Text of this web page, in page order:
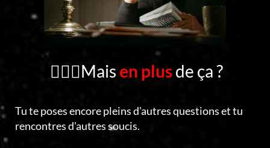
🤦🏻‍♂️Maisen plusde ça ?
Tu te poses encore pleins d'autres questions et tu
rencontres d'autres soucis.